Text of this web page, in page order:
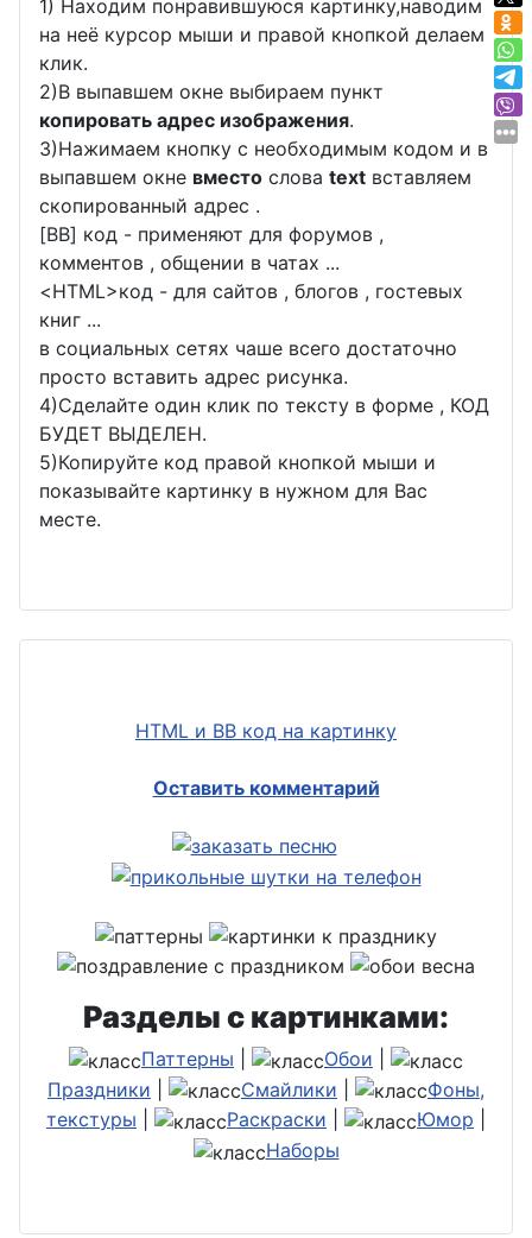
1) Находим понравившуюся картинку,наводим
на неё курсор мыши и правой кнопкой делаем
клик.
2)В выпавшем окне выбираем пункт
копировать адрес изображения.
3)Нажимаем кнопку с необходимым кодом и в
выпавшем окне вместо слова text вставляем
скопированный адрес .
[BB] код - применяют для форумов ,
комментов , общении в чатах ...
<HTML>код - для сайтов , блогов , гостевых
книг ...
в социальных сетях чаше всего достаточно
просто вставить адрес рисунка.
4)Сделайте один клик по тексту в форме , КОД
БУДЕТ ВЫДЕЛЕН.
5)Копируйте код правой кнопкой мыши и
показывайте картинку в нужном для Вас
месте.
HTML и BB код на картинку
Оставить комментарий
Разделы с картинками:
Паттерны Обои
Праздники
Смайлики
Фоны,
текстуры
Раскраски Юмор
Наборы